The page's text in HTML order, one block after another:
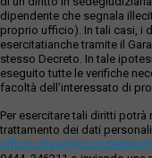
dipendente che segnala
proprio ufficio). In tali casi, i
esercitatianche tramite il
stesso Decreto. In tale
eseguito tutte le verifiche
facoltà dell’interessato di
Per esercitare tali diritti potrà
trattamento dei dati